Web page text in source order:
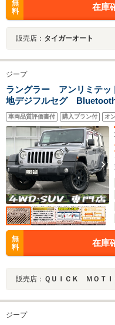
無
料
在庫
販売店： タイガーオート
ジープ
ラングラー アンリミテ
地デジフルセグ
ニター クルーズコント
ETC USBコード キー
YOKOHAMAジオランダ
車両品質評価書付 購入プラン付 オ
無
料
在庫
販売店： ＱＵＩＣＫ ＭＯＴＩＯＮ クイッ
ジープ